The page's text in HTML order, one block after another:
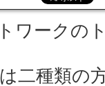
ワークの
二種類の